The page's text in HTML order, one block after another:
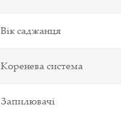
Вік саджанця
Коренева система
Запилювачі